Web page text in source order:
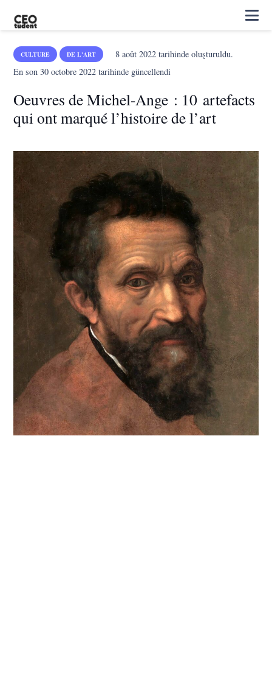
CULTURE DE L'ART 8 août 2022tarihinde oluşturuldu.
En son30 octobre 2022 tarihinde güncellendi
Oeuvres de Michel-Ange : 10 artefacts
qui ont marqué l’histoire de l’art